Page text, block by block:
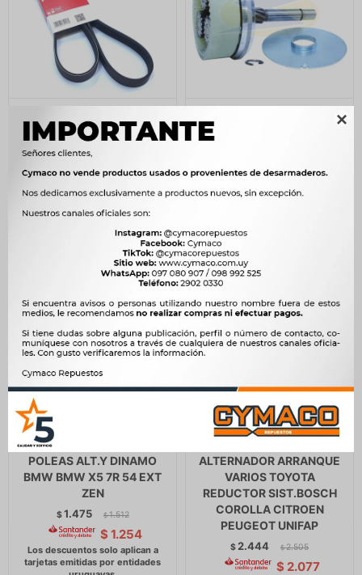

PEUGEOT 306 - FIAT UNO
08 1.7D SUZUKI CELERIO
ALTERNADOR ARRANQUE
VARIOS BMW REDUCTOR
POLEAS ALT.Y DINAMO
BMW BMW X5 7R 54 EXT
ZEN
$1.475 $ 1.512
$ 1.254
ALTERNADOR ARRANQUE
VARIOS TOYOTA
REDUCTOR SIST.BOSCH
COROLLA CITROEN
PEUGEOT UNIFAP
$ 2.444 $ 2.505
$ 2.077